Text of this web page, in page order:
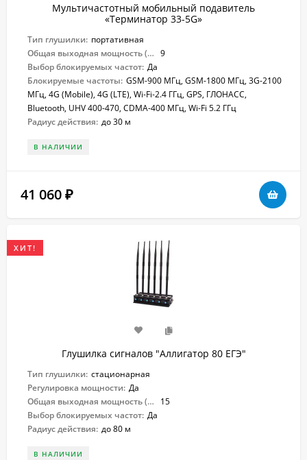
Мультичастотный мобильный подавитель
«Терминатор 33-5G»
Тип глушилки: портативная
Общая выходная мощность (Вт): 9
Выбор блокируемых частот: Да
Блокируемые частоты: GSM-900 МГц, GSM-1800 МГц, 3G-2100
МГц, 4G (Mobile), 4G (LTE), Wi-Fi-2.4 ГГц, GPS, ГЛОНАСС,
Bluetooth, UHV 400-470, CDMA-400 МГц, Wi-Fi 5.2 ГГц
Радиус действия: до 30 м
В НАЛИЧИИ
41 060 ₽
ХИТ!
Глушилка сигналов "Аллигатор 80 ЕГЭ"
Тип глушилки: стационарная
Регулировка мощности: Да
Общая выходная мощность (Вт):
15
Выбор блокируемых частот: Да
Радиус действия: до 80 м
В НАЛИЧИИ